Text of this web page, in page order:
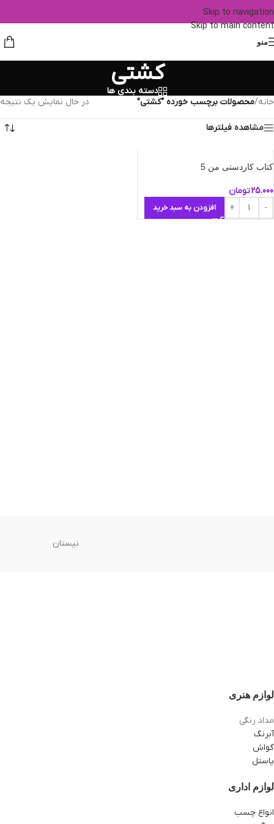
Skip to navigation
Skip to main content
منو
کشتی
دسته بندی ها
خانه/محصولات برچسب خورده “کشتی” در حال نمایش یک نتیجه
مشاهده فیلترها
کتاب کاردستی من 5
25.000تومان
افزودن به سبد خرید
نیستان
لوازم هنری
مداد رنگی
آبرنگ
گواش
پاستل
لوازم اداری
انواع چسب